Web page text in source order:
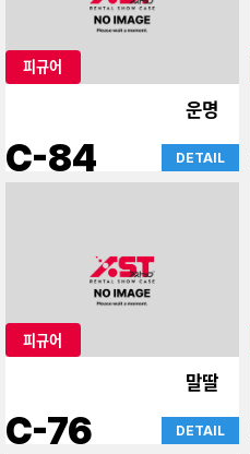
피규어
운명
C-84 DETAIL
피규어
말딸
C-76 DETAIL